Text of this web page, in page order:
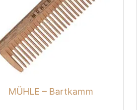
MÜHLE – Bartkamm